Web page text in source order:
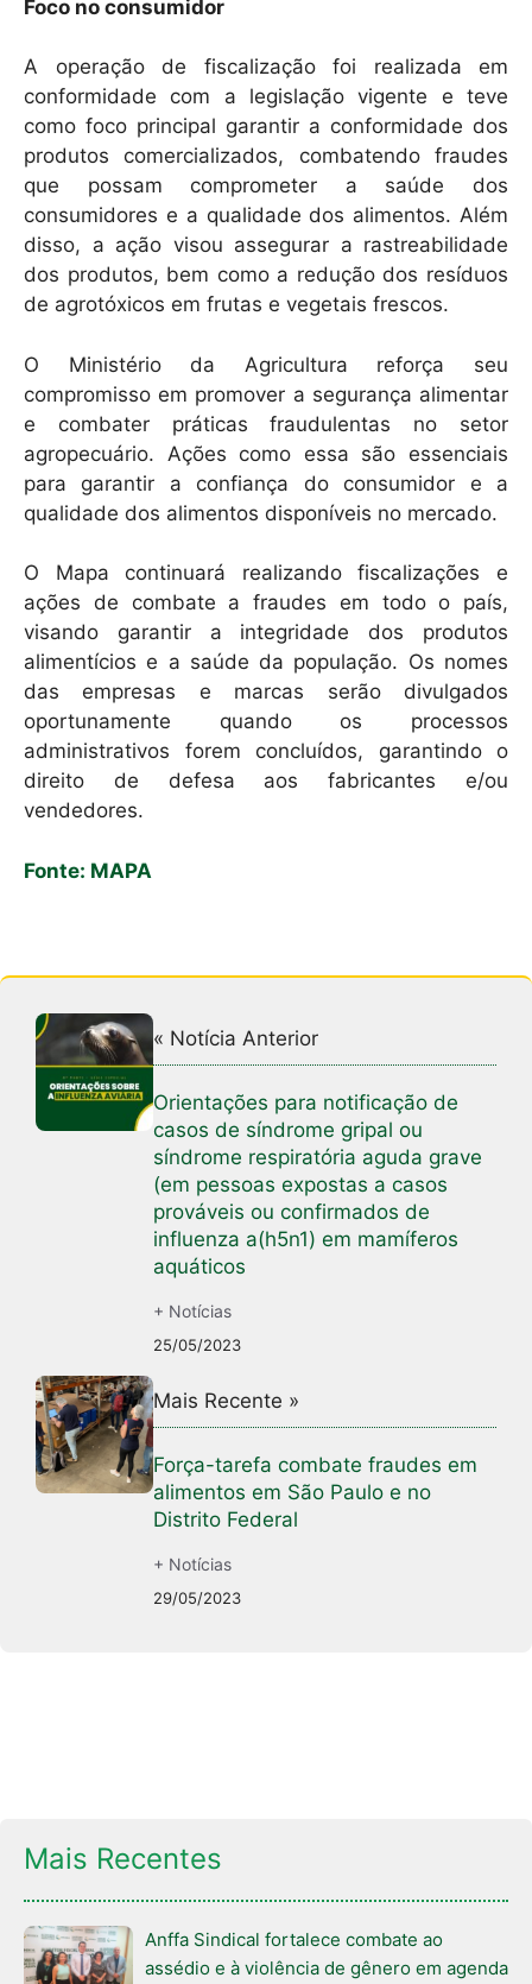
Foco no consumidor
A operação de fiscalização foi realizada em
conformidade com a legislação vigente e teve
como foco principal garantir a conformidade dos
produtos comercializados, combatendo fraudes
que possam comprometer a saúde dos
consumidores e a qualidade dos alimentos. Além
disso, a ação visou assegurar a rastreabilidade
dos produtos, bem como a redução dos resíduos
de agrotóxicos em frutas e vegetais frescos.
O Ministério da Agricultura reforça seu
compromisso em promover a segurança alimentar
e combater práticas fraudulentas no setor
agropecuário. Ações como essa são essenciais
para garantir a confiança do consumidor e a
qualidade dos alimentos disponíveis no mercado.
O Mapa continuará realizando fiscalizações e
ações de combate a fraudes em todo o país,
visando garantir a integridade dos produtos
alimentícios e a saúde da população. Os nomes
das empresas e marcas serão divulgados
oportunamente quando os processos
administrativos forem concluídos, garantindo o
direito de defesa aos fabricantes e/ou
vendedores.
Fonte: MAPA
« Notícia Anterior
Orientações para notificação de
casos de síndrome gripal ou
síndrome respiratória aguda grave
(em pessoas expostas a casos
prováveis ou confirmados de
influenza a(h5n1) em mamíferos
aquáticos
+ Notícias
25/05/2023
Mais Recente »
Força-tarefa combate fraudes em
alimentos em São Paulo e no
Distrito Federal
+ Notícias
29/05/2023
Mais Recentes
Anffa Sindical fortalece combate ao
assédio e à violência de gênero em agenda